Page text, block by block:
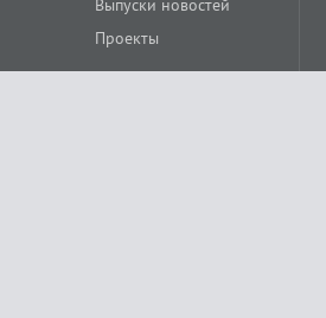
Выпуски новостей
Проекты